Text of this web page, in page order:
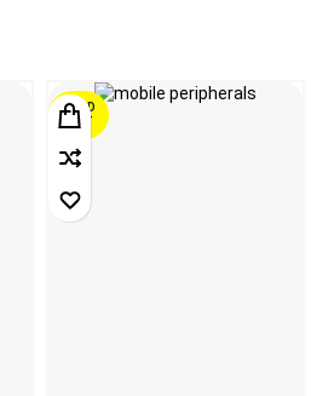
SOLD
OUT